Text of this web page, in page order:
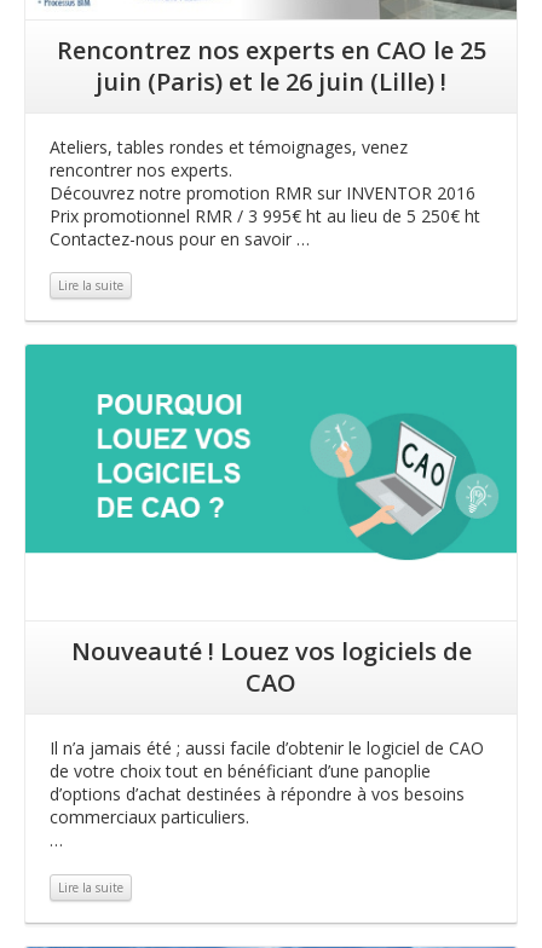
Rencontrez nos experts en CAO le 25
juin (Paris) et le 26 juin (Lille) !
Ateliers, tables rondes et témoignages, venez
rencontrer nos experts.
Découvrez notre promotion RMR sur INVENTOR 2016
Prix promotionnel RMR / 3 995€ ht au lieu de 5 250€ ht
Contactez-nous pour en savoir …
Lire la suite
Nouveauté ! Louez vos logiciels de
CAO
Il n’a jamais été ; aussi facile d’obtenir le logiciel de CAO
de votre choix tout en bénéficiant d’une panoplie
d’options d’achat destinées à répondre à vos besoins
commerciaux particuliers.
…
Lire la suite